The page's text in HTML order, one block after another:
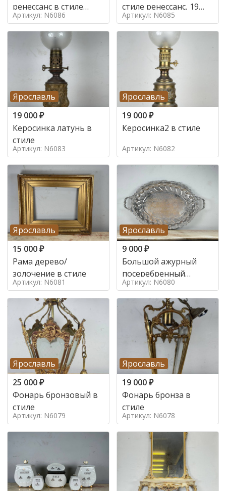
ренессанс в стиле
ренессанс,
Артикул: N6086
стиле ренессанс, 19
век
Артикул: N6085
Ярославль
19 000₽
Керосинка латунь в
стиле
Артикул: N6083
Ярославль
19 000₽
Керосинка2 в стиле
Артикул: N6082
Ярославль
15 000₽
Рама дерево/
золочение в стиле
Артикул: N6081
Ярославль
9 000₽
Большой ажурный
посеребренный
поднос в стиле
Артикул: N6080
Ярославль
25 000₽
Фонарь бронзовый в
стиле
Артикул: N6079
Ярославль
19 000₽
Фонарь бронза в
стиле
Артикул: N6078